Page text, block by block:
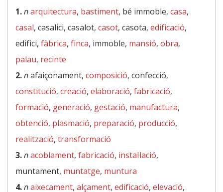
1.narquitectura, bastiment, bé immoble, casa,
casal, casalici, casalot, casot, casota, edificació,
edifici, fàbrica, finca, immoble, mansió, obra,
palau, recinte
2.nafaiçonament, composició, confecció,
constitució, creació, elaboració, fabricació,
formació, generació, gestació, manufactura,
obtenció, plasmació, preparació, producció,
realització, transformació
3.nacoblament, fabricació, instal·lació,
muntament, muntatge, muntura
4.naixecament, alçament, edificació, elevació,